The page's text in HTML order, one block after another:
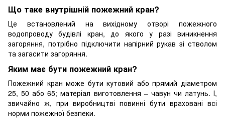
Що таке внутрішній пожежний кран?
Це встановлений на вихідному отворі пожежного
водопроводу будівлі кран, до якого у разі виникнення
загоряння, потрібно підключити напірний рукав зі стволом
та загасити загоряння.
Яким має бути пожежний кран?
Пожежний кран може бути кутовий або прямий діаметром
25, 50 або 65; матеріал виготовлення – чавун чи латунь. І,
звичайно ж, при виробництві повинні бути враховані всі
норми пожежної безпеки.